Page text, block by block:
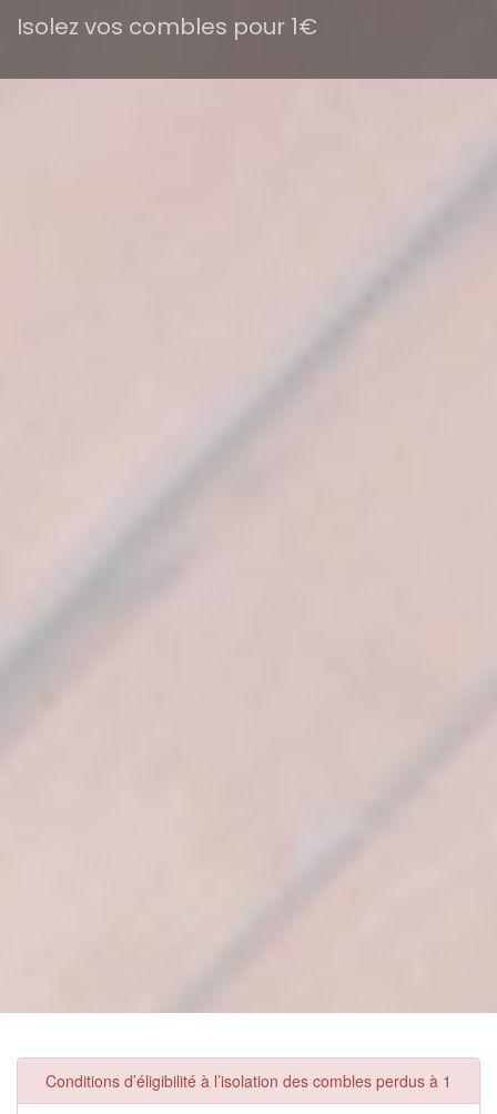
Isolez vos combles pour 1€
Conditions d’éligibilité à l’isolation des combles perdus à 1